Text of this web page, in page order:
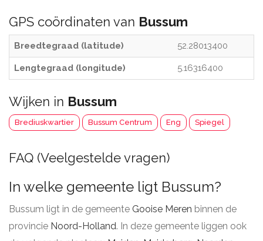
GPS coördinaten van Bussum
Breedtegraad (latitude) 52.28013400
Lengtegraad (longitude) 5.16316400
Wijken in Bussum
Brediuskwartier Bussum Centrum Eng Spiegel
FAQ (Veelgestelde vragen)
In welke gemeente ligt Bussum?
Bussum ligt in de gemeente Gooise Meren binnen de
provincie Noord-Holland. In deze gemeente liggen ook